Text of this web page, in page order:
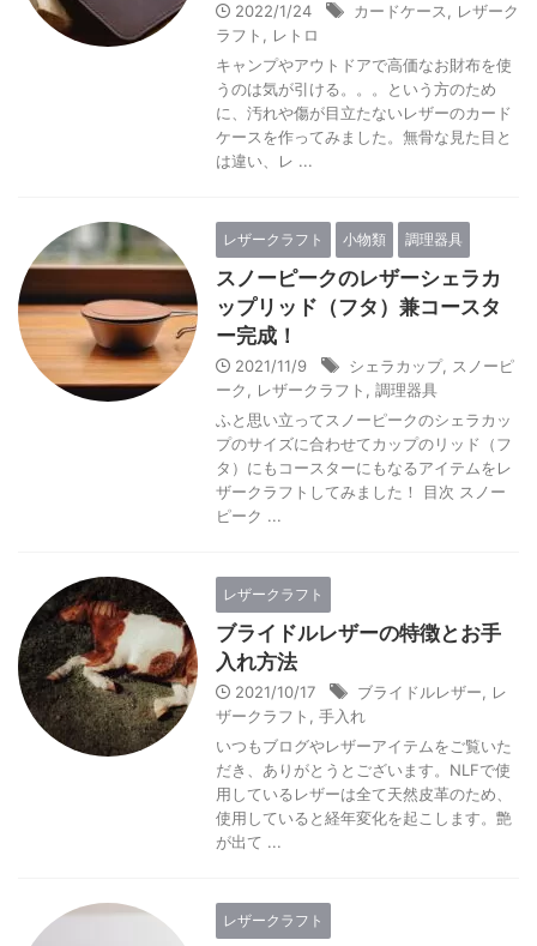
2022/1/24 カードケース
レザーク
ラフト
レトロ
キャンプやアウトドアで高価なお財布を使
うのは気が引ける。。。という方のため
に、汚れや傷が目立たないレザーのカード
ケースを作ってみました。無骨な見た目と
は違い、レ ...
レザークラフト 小物類 調理器具
スノーピークのレザーシェラカ
ップリッド（フタ）兼コースタ
ー完成！
2021/11/9 シェラカップ, スノーピ
ーク
レザークラフト
調理器具
ふと思い立ってスノーピークのシェラカッ
プのサイズに合わせてカップのリッド（フ
タ）にもコースターにもなるアイテムをレ
ザークラフトしてみました！ 目次 スノー
ピーク ...
レザークラフト
ブライドルレザーの特徴とお手
入れ方法
2021/10/17 ブライドルレザー
レ
ザークラフト
手入れ
いつもブログやレザーアイテムをご覧いた
だき、ありがとうとございます。NLFで使
用しているレザーは全て天然皮革のため、
使用していると経年変化を起こします。艶
が出て ...
レザークラフト